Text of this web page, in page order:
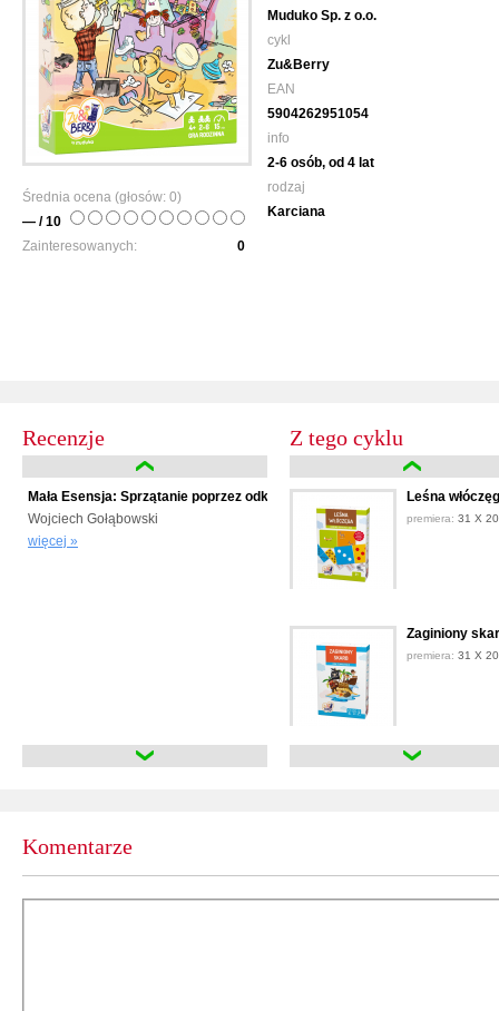
Średnia ocena (głosów: 0)
— / 10
0
Zainteresowanych:
Muduko Sp. z o.o.
cykl
Zu&Berry
EAN
5904262951054
info
2-6 osób, od 4 lat
rodzaj
Karciana
Recenzje
Mała Esensja: Sprzątanie poprzez odkładanie na bok
Wojciech Gołąbowski
więcej »
Z tego cyklu
Leśna
premiera: 31 X
Zaginiony
premiera: 31 X
Zwierzęta na
Komentarze